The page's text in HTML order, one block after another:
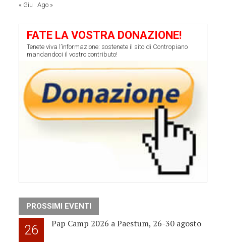
« Giu Ago »
FATE LA VOSTRA DONAZIONE!
Tenete viva l’informazione: sostenete il sito di Contropiano
mandandoci il vostro contributo!
PROSSIMI EVENTI
26 Pap Camp 2026 a Paestum, 26-30 agosto